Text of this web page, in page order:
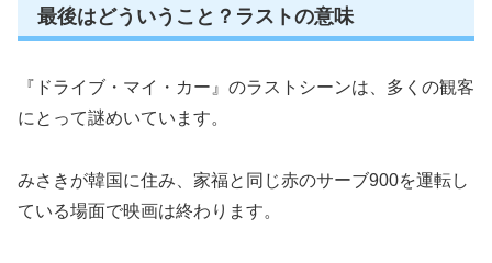
最後はどういうこと？ラストの意味
『ドライブ・マイ・カー』のラストシーンは、多くの観客
にとって謎めいています。
みさきが韓国に住み、家福と同じ赤のサーブ900を運転し
ている場面で映画は終わります。